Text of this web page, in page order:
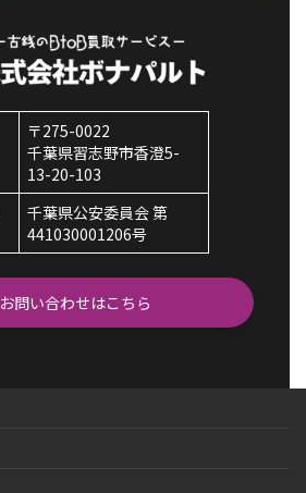
〒275-0022
千葉県習志野市香澄5-
13-20-103
千葉県公安委員会 第
441030001206号
お問い合わせはこちら